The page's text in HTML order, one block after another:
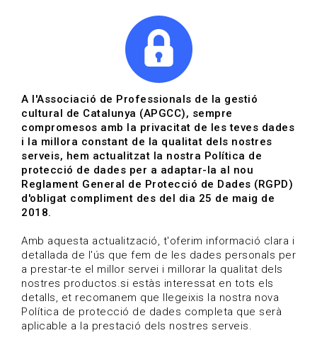
Actualitza't
Vols estar al dia?
HOME / BLOG
Estigues al dia
Convocatòries, activitats i notícies del sector de la
cultura.
A l'Associació de Professionals de la gestió
cultural de Catalunya (APGCC), sempre
compromesos amb la privacitat de les teves dades
i la millora constant de la qualitat dels nostres
serveis, hem actualitzat la nostra Política de
protecció de dades per a adaptar-la al nou
Reglament General de Protecció de Dades (RGPD)
d'obligat compliment des del dia 25 de maig de
2018.
Amb aquesta actualització, t'oferim informació clara i
detallada de l'ús que fem de les dades personals per
a prestar-te el millor servei i millorar la qualitat dels
nostres productos.si estàs interessat en tots els
detalls, et recomanem que llegeixis la nostra nova
Política de protecció de dades completa que serà
aplicable a la prestació dels nostres serveis.